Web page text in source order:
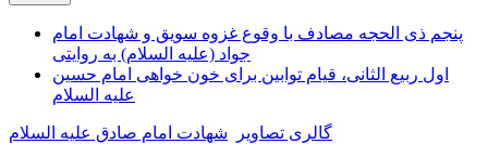
پنجم ذی الحجه مصادف با وقوع غزوه سویق و شهادت امام
جواد (علیه السلام) به روایتی
اول ربیع الثانی، قیام توابین برای خون خواهی امام حسین
علیه السلام
گالری تصاویر شهادت امام صادق علیه السلام